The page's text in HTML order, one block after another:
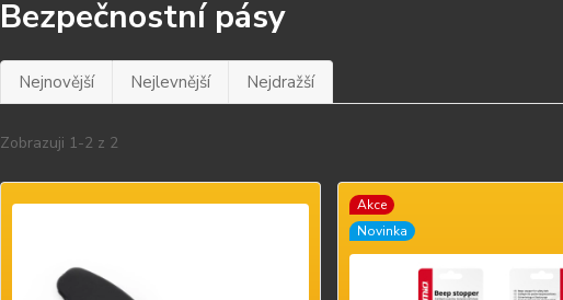
Bezpečnostní pásy
Nejnovější Nejlevnější Nejdražší
Zobrazuji 1-2 z 2
Akce
Novinka